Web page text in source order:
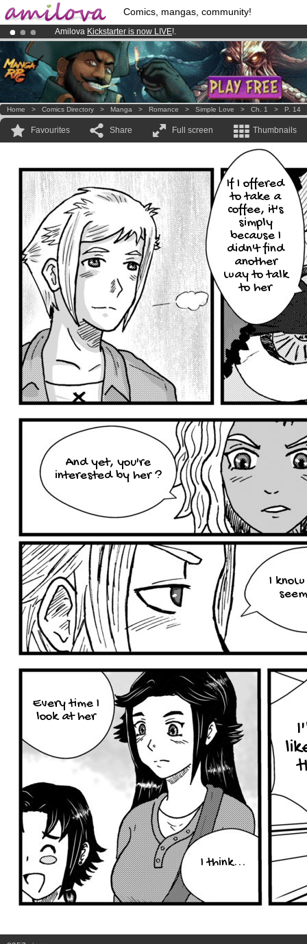
Comics, mangas, community!
Amilova Kickstarter is now LIVE!.
Premium membership from3.95 eurosper month !Get membership
Already 100000membersand 1000 comics & mangas!.
Home > Comics Directory > Manga > Romance > Simple Love > Ch. 1 > P. 14
Favourites Share Full screen Thumbnails
If I offered
to take a
coffee, it's
simply
because I
didn't find
another
way to talk
to her
And yet, you're
interested by her ?
I
Every time I
look at her
I think...